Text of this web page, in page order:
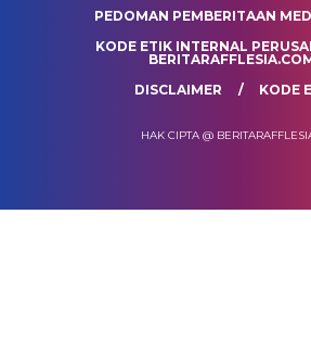
PEDOMAN PEMBERITAAN
KODE ETIK INTERNAL
DISCLAIMER
KODE
HAK CIPTA @